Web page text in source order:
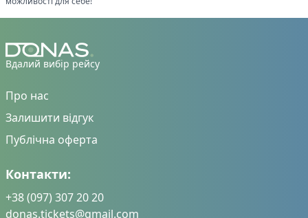
Вдалий вибір рейсу
Про нас
Залишити відгук
Публічна оферта
Контакти:
+38 (097) 307 20 20
donas.tickets@gmail.com